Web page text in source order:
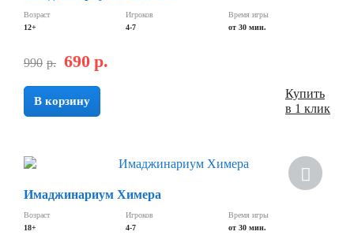
Возраст
12+
Игроков
4-7
Время игры
от 30 мин.
990 р. 690 р.
В корзину
Купить
в 1 клик
Имаджинариум Химера
Возраст
18+
Игроков
4-7
Время игры
от 30 мин.